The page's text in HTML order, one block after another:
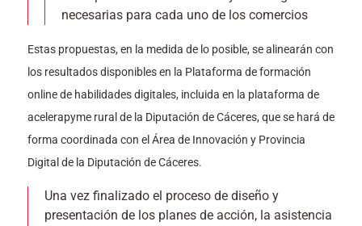
necesarias para cada uno de los comercios
Estas propuestas, en la medida de lo posible, se alinearán con
los resultados disponibles en la Plataforma de formación
online de habilidades digitales, incluida en la plataforma de
acelerapyme rural de la Diputación de Cáceres, que se hará de
forma coordinada con el Área de Innovación y Provincia
Digital de la Diputación de Cáceres.
Una vez finalizado el proceso de diseño y
presentación de los planes de acción, la asistencia